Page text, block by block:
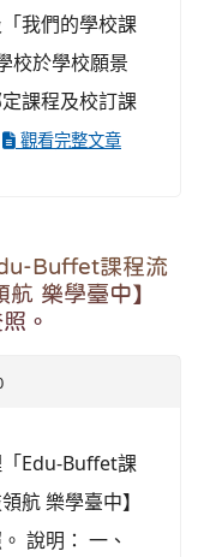
我們的學校課
校於學校願景
課程及校訂課
觀看完整文章
Buffet課程流
樂學臺中】
。
Edu-Buffet課
航 樂學臺中】
說明： 一、